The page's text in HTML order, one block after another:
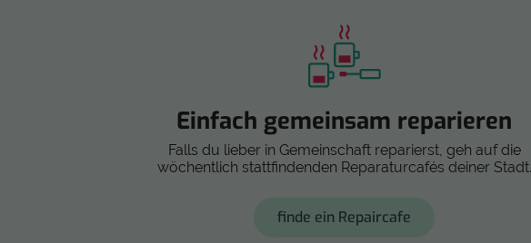
Einfach gemeinsam reparieren
Falls du lieber in Gemeinschaft reparierst, geh auf die
wöchentlich stattfindenden Reparaturcafés deiner Stadt.
finde ein Repaircafe